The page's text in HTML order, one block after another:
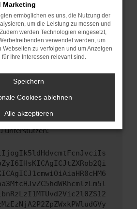
auf dem neuesten Stand
birgt nicht nur ein
sondern kann auch dazu
Funktionen nicht mehr
den Webseitenbetreiber.
genannten Schritte versucht
uns bitte. Wir werden
Problem zu beheben. Du kannst
schicken, um uns bei der
unterstützen:
Marketing
ermöglichen es uns, die Nutzung der
um die Leistung zu messen und
werden Technologien eingesetzt,
verwendet werden, um
Webseiten zu verfolgen und um Anzeigen
Ihre Interessen relevant sind.
Speichern
Cookies ablehnen
Alle akzeptieren